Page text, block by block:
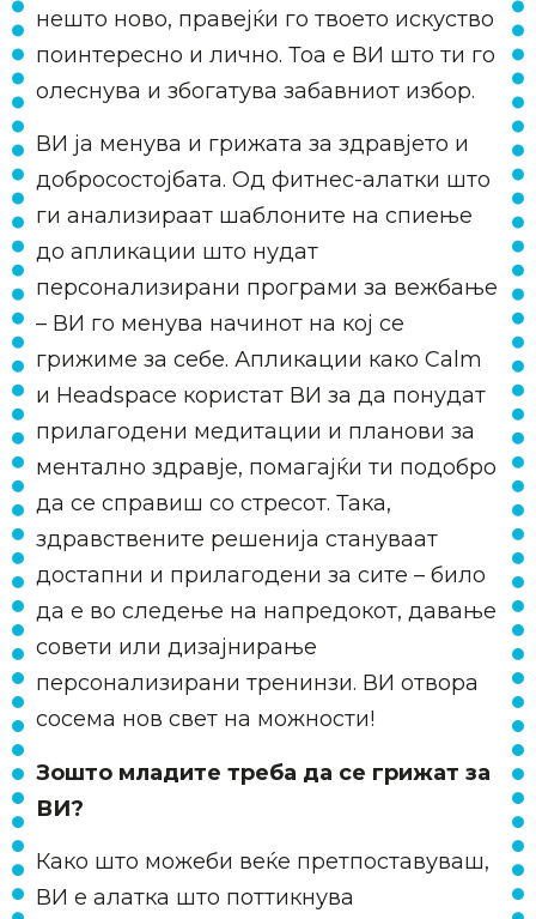
нешто ново, правејќи го твоето искуство
поинтересно и лично. Тоа е ВИ што ти го
олеснува и збогатува забавниот избор.
ВИ ја менува и грижата за здравјето и
добросостојбата. Од фитнес-алатки што
ги анализираат шаблоните на спиење
до апликации што нудат
персонализирани програми за вежбање
– ВИ го менува начинот на кој се
грижиме за себе. Апликации како Calm
и Headspace користат ВИ за да понудат
прилагодени медитации и планови за
ментално здравје, помагајќи ти подобро
да се справиш со стресот. Така,
здравствените решенија стануваат
достапни и прилагодени за сите – било
да е во следење на напредокот, давање
совети или дизајнирање
персонализирани тренинзи. ВИ отвора
сосема нов свет на можности!
Зошто младите треба да се грижат за
ВИ?
Како што можеби веќе претпоставуваш,
ВИ е алатка што поттикнува